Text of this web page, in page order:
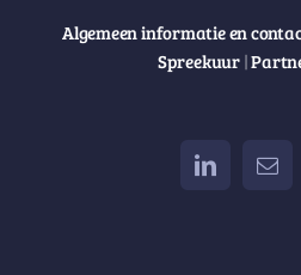
Algemeen informatie en
Spreekuur |